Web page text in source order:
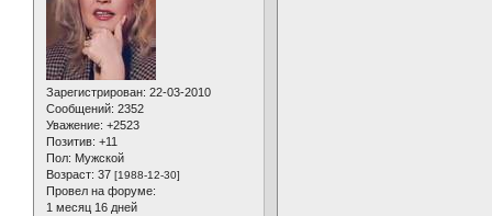
Зарегистрирован: 22-03-2010
Сообщений: 2352
Уважение: +2523
Позитив: +11
Пол: Мужской
Возраст: 37 [1988-12-30]
Провел на форуме:
1 месяц 16 дней